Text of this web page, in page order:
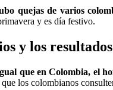
quejas de varios
y es día festivo.
y los
que en Colombia, el
que los colombianos